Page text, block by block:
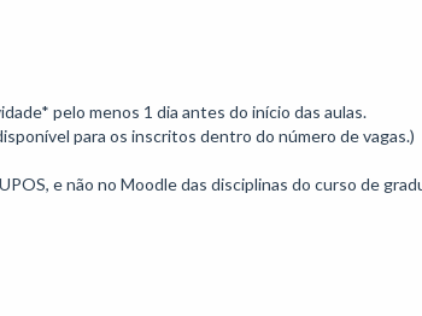
pelo menos 1 dia antes do início das aulas.
para os inscritos dentro do número de vagas.)
e não no Moodle das disciplinas do curso de